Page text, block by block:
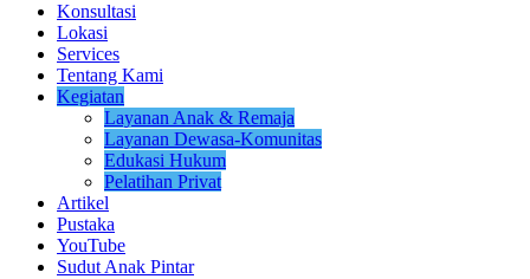
Konsultasi
Lokasi
Services
Tentang Kami
Kegiatan
Layanan Anak & Remaja
Layanan Dewasa-Komunitas
Edukasi Hukum
Pelatihan Privat
Artikel
Pustaka
YouTube
Sudut Anak Pintar